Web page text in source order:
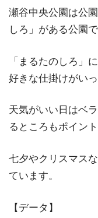
瀬谷中央公園は公
しろ」がある公園で
「まるたのしろ」
好きな仕掛けがい
天気がいい日はベ
るところもポイン
七夕やクリスマス
ています。
【データ】